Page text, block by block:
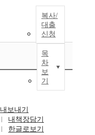
복사/
대출
신청
목
차
보
기
내보내기
내책장담기
한글로보기